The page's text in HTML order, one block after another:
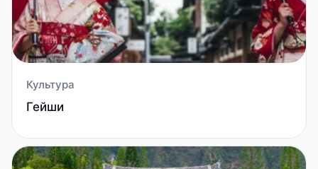
Культура
Гейши